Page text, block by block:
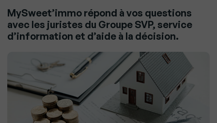
MySweet’immo répond à vos questions
avec les juristes du Groupe SVP, service
d’information et d’aide à la décision.